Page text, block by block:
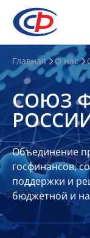
О
нас
О
СФР
Совет
Союза
Участники
Планы
отчеты
Главная О нас
СОЮЗ
Объединение
госфинансов,
поддержки и
бюджетной и